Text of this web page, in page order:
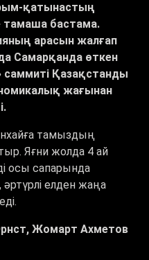
қатынастың
тамаша бастама.
арасын жалғап
Самарқанда өткен
Қазақстанды
жағынан
тамыздың
Яғни жолда 4 ай
осы сапарында
елден жаңа
Жомарт Ахметов